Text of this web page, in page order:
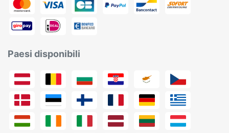
Paesi disponibili